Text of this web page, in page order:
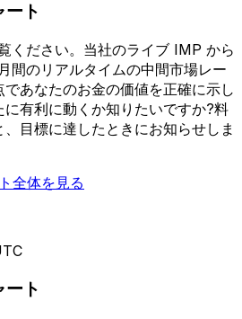
ート
ください。当社のライブ IMP から
間のリアルタイムの中間市場レー
であなたのお金の価値を正確に示し
に有利に動くか知りたいですか?料
目標に達したときにお知らせしま
全体を見る
ート